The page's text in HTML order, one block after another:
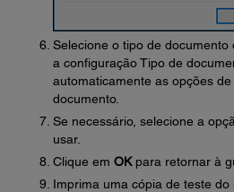
Selecione o tipo de
a configuração Tipo de
automaticamente as opções
documento.
Se necessário, selecione a
usar.
Clique em OKpara retornar à
Imprima uma cópia de teste